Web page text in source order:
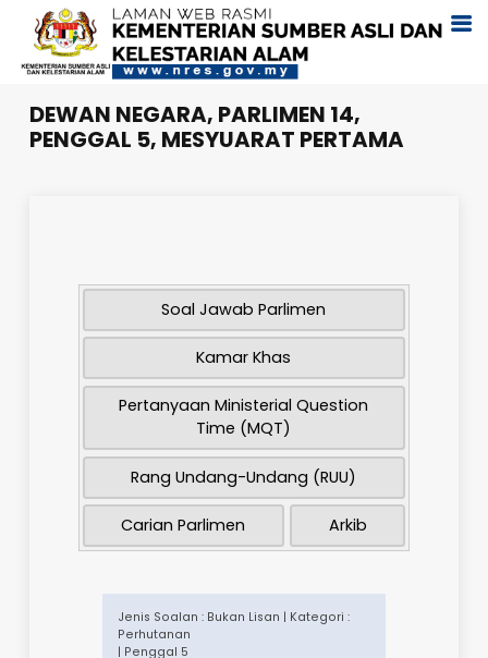
DEWAN NEGARA, PARLIMEN 14,
PENGGAL 5, MESYUARAT PERTAMA
Soal Jawab Parlimen
Kamar Khas
Pertanyaan Ministerial Question
Time (MQT)
Rang Undang-Undang (RUU)